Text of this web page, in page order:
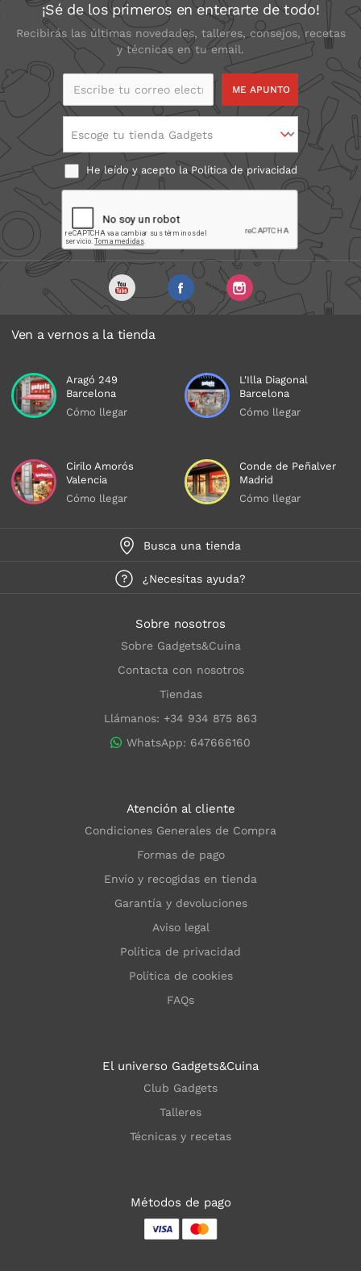
¡Sé de los primeros en enterarte de todo!
Recibirás las últimas novedades, talleres, consejos, recetas
y técnicas en tu email.
Escribe tu correo
Escoge tu tienda Gadgets
He leído y acepto laPolítica de privacidad
Ven a vernos a la tienda
Aragó 249
Barcelona
Cómo llegar
L'Illa Diagonal
Barcelona
Cómo llegar
Cirilo Amorós
Valencia
Cómo llegar
Conde de Peñalver
Madrid
Cómo llegar
Busca una tienda
¿Necesitas ayuda?
Sobre nosotros
Sobre Gadgets&Cuina
Contacta con nosotros
Tiendas
Llámanos: +34 934 875 863
WhatsApp: 647666160
Atención al cliente
Condiciones Generales de Compra
Formas de pago
Envío y recogidas en tienda
Garantía y devoluciones
Aviso legal
Política de privacidad
Política de cookies
FAQs
El universo Gadgets&Cuina
Club Gadgets
Talleres
Técnicas y recetas
Métodos de pago